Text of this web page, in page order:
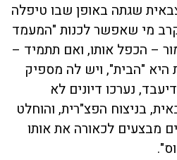
שגתה באופן שבו טיפלה
מי שאפשר לכנות "המעמד
– הכפל אותו, ואם תתמיד –
"הבית", ויש לה מספיק
נערכו דיונים לא
בניצוח הפצ"רית, והוחלט
מבצעים לכאורה את אותו